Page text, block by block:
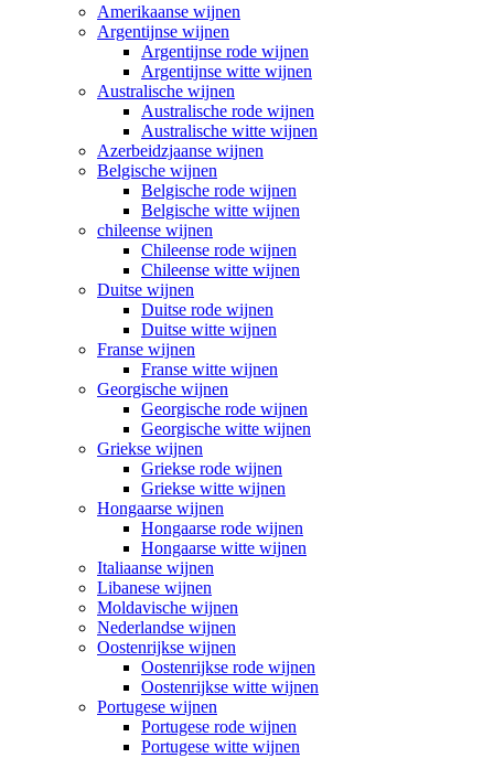
Amerikaanse wijnen
Argentijnse wijnen
Argentijnse rode wijnen
Argentijnse witte wijnen
Australische wijnen
Australische rode wijnen
Australische witte wijnen
Azerbeidzjaanse wijnen
Belgische wijnen
Belgische rode wijnen
Belgische witte wijnen
chileense wijnen
Chileense rode wijnen
Chileense witte wijnen
Duitse wijnen
Duitse rode wijnen
Duitse witte wijnen
Franse wijnen
Franse witte wijnen
Georgische wijnen
Georgische rode wijnen
Georgische witte wijnen
Griekse wijnen
Griekse rode wijnen
Griekse witte wijnen
Hongaarse wijnen
Hongaarse rode wijnen
Hongaarse witte wijnen
Italiaanse wijnen
Libanese wijnen
Moldavische wijnen
Nederlandse wijnen
Oostenrijkse wijnen
Oostenrijkse rode wijnen
Oostenrijkse witte wijnen
Portugese wijnen
Portugese rode wijnen
Portugese witte wijnen